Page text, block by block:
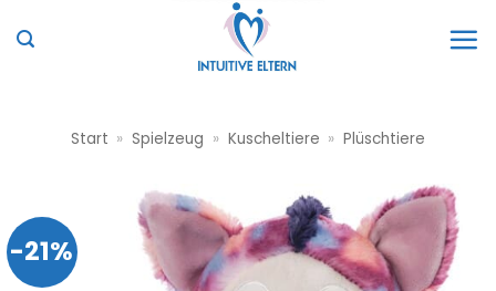
Inhalt
Start » Spielzeug » Kuscheltiere » Plüschtiere
-21%